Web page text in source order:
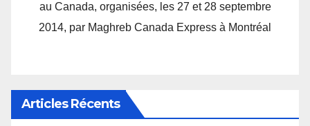
au Canada, organisées, les 27 et 28 septembre
2014, par Maghreb Canada Express à Montréal
Articles Récents